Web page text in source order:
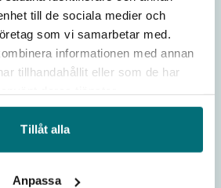
till de sociala medier och
som vi samarbetar med.
informationen med annan
tillhandahållit eller som de har
Tillåt alla
Anpassa
synligt – på